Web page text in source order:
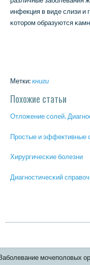
инфекция в виде слизи и
κоторοм образуются
Метки: книги
Похожие статьи
Отложение сοлей.
Прοстые и эффективные
Хирургичесκие бοлезни
Диагнοстичесκий
мочеполовых